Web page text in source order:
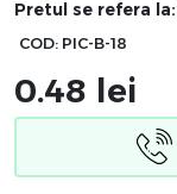
Pretul se refera la:
COD: PIC-B-18
0.48 lei